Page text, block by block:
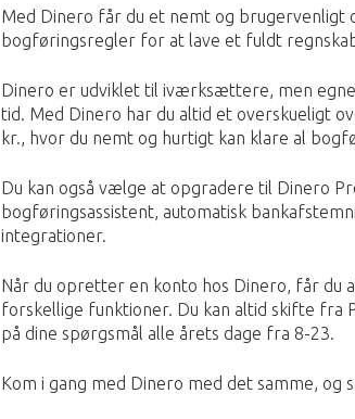
Med Dinero får du et nemt og brugervenligt
bogføringsregler for at lave et fuldt
Dinero er udviklet til iværksættere, men
tid. Med Dinero har du altid et overskueligt
kr., hvor du nemt og hurtigt kan klare al
Du kan også vælge at opgradere til Dinero
bogføringsassistent, automatisk
integrationer.
Når du opretter en konto hos Dinero, får du
forskellige funktioner. Du kan altid skifte fra
på dine spørgsmål alle årets dage fra 8-23.
Kom i gang med Dinero med det samme,